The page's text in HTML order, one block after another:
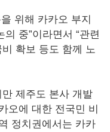
위해 카카오 부지
중”이라면서 “관련
확보 등도 함께 노
제주도 본사 개발
오에 대한 전국민 비
정치권에서는 카카